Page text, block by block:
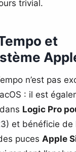
trivial.
et
n’est pas
: il est
Logic Pro
et bénéficie de
puces Apple